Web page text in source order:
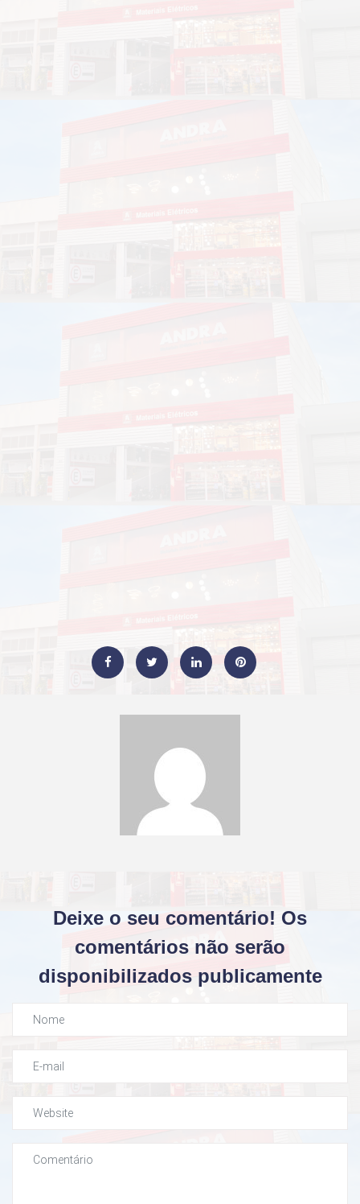
Deixe o seu comentário! Os
comentários não serão
disponibilizados publicamente